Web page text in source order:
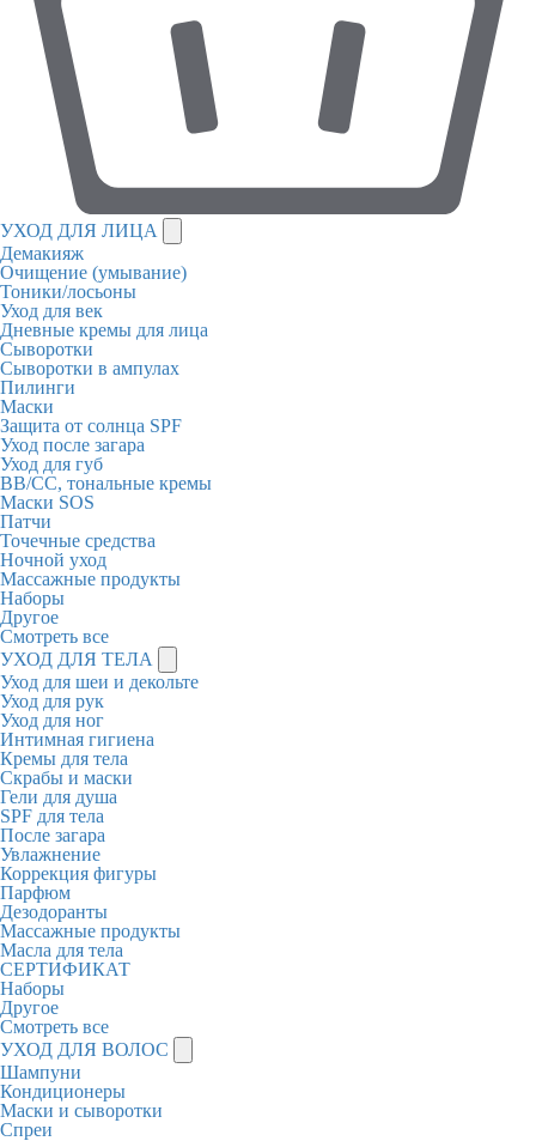
УХОД ДЛЯ ЛИЦА
Демакияж
Очищение (умывание)
Тоники/лосьоны
Уход для век
Дневные кремы для лица
Сыворотки
Сыворотки в ампулах
Пилинги
Маски
Защита от солнца SPF
Уход после загара
Уход для губ
BB/CC, тональные кремы
Маски SOS
Патчи
Точечные средства
Ночной уход
Массажные продукты
Наборы
Другое
Смотреть все
УХОД ДЛЯ ТЕЛА
Уход для шеи и декольте
Уход для рук
Уход для ног
Интимная гигиена
Кремы для тела
Скрабы и маски
Гели для душа
SPF для тела
После загара
Увлажнение
Коррекция фигуры
Парфюм
Дезодоранты
Массажные продукты
Масла для тела
СЕРТИФИКАТ
Наборы
Другое
Смотреть все
УХОД ДЛЯ ВОЛОС
Шампуни
Кондиционеры
Маски и сыворотки
Спреи